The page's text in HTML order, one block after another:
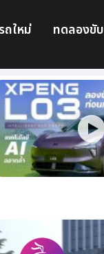
รถใหม่ ทดลองขับ